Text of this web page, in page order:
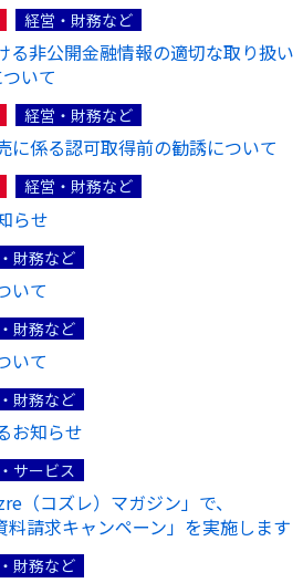
経営・財務など
る非公開金融情報の適切な取り扱い
いて
経営・財務など
に係る認可取得前の勧誘について
経営・財務など
らせ
財務など
いて
財務など
いて
財務など
お知らせ
サービス
（コズレ）マガジン」で、
料請求キャンペーン」を実施します
財務など